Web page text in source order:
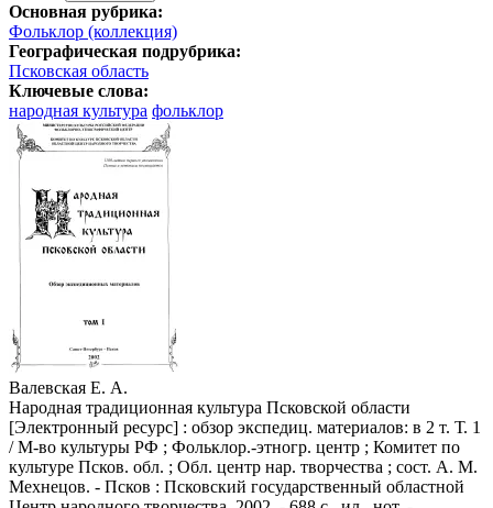
Основная рубрика:
Фольклор (коллекция)
Географическая подрубрика:
Псковская область
Ключевые слова:
народная культура фольклор
Валевская Е. А.
Народная традиционная культура Псковской области
[Электронный ресурс] : обзор экспедиц. материалов: в 2 т. Т. 1
/ М-во культуры РФ ; Фольклор.-этногр. центр ; Комитет по
культуре Псков. обл. ; Обл. центр нар. творчества ; сост. А. М.
Мехнецов. - Псков : Псковский государственный областной